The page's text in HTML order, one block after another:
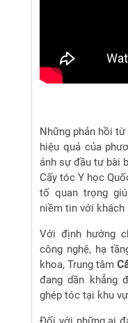
Những phản hồi
hiệu quả của
ánh sự đầu tư bài
Cấy tóc Y học
tố quan trọng
niềm tin với khách
Với định hướng
công nghệ, hạ
khoa, Trung tâm
đang dần khẳng
ghép tóc tại khu